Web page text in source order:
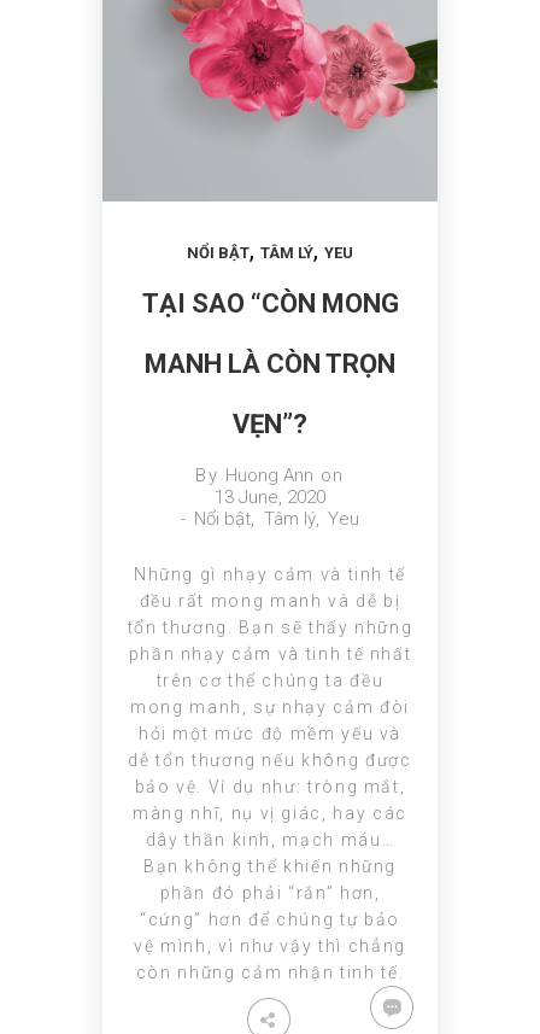
DÀI?
TIM VÀ
BẠN CÓ
SỢ THAY
ĐỔI?
NỔI BẬT, TÂM LÝ, YEU
TẠI SAO “CÒN MONG
MANH LÀ CÒN TRỌN
VẸN”?
By Huong Ann on
13 June, 2020
- Nổi bật, Tâm lý, Yeu
Những gì nhạy cảm và tinh tế
đều rất mong manh và dễ bị
tổn thương. Bạn sẽ thấy những
phần nhạy cảm và tinh tế nhất
trên cơ thể chúng ta đều
mong manh, sự nhạy cảm đòi
hỏi một mức độ mềm yếu và
dễ tổn thương nếu không được
bảo vệ. Ví dụ như: tròng mắt,
màng nhĩ, nụ vị giác, hay các
dây thần kinh, mạch máu…
Bạn không thể khiến những
phần đó phải “rắn” hơn,
“cứng” hơn để chúng tự bảo
vệ mình, vì như vậy thì chẳng
còn những cảm nhận tinh tế.